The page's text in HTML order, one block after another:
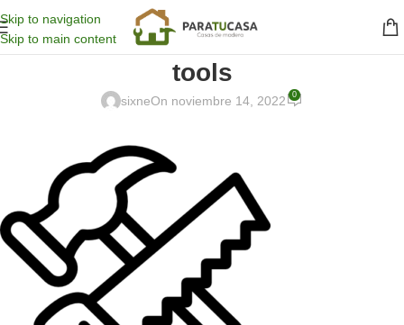
Skip to navigation
Skip to main content
tools
sixneOn noviembre 14, 2022 0